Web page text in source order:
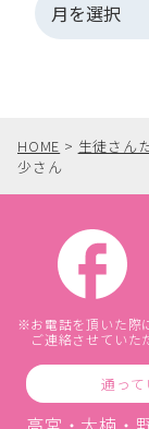
HOME > 生徒さん
少さん
お電話を頂いた際
ご連絡させていた
通っ